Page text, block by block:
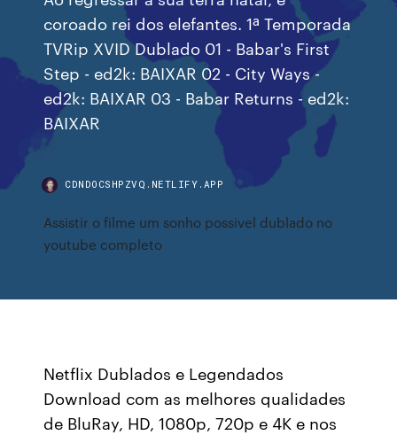
coroado rei dos elefantes. 1ª Temporada
TVRip XVID Dublado 01 - Babar's First
Step - ed2k: BAIXAR 02 - City Ways -
ed2k: BAIXAR 03 - Babar Returns - ed2k:
BAIXAR
CDNDOCSHPZVQ.NETLIFY.APP
Assistir o filme um sonho possivel dublado no
youtube completo
Netflix Dublados e Legendados
Download com as melhores qualidades
de BluRay, HD, 1080p, 720p e 4K e nos